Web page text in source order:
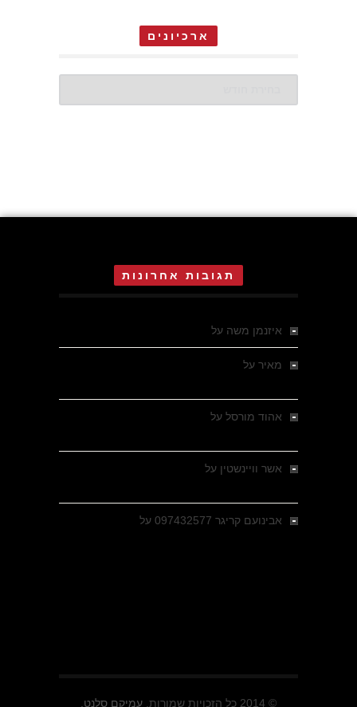
ארכיונים
תגובות אחרונות
איזנמן משה על
מאיר על
אהוד מורסל על
אשר וויינשטין על
אבינועם קריגר 097432577 על
© 2014 כל הזכויות שמורות. עמיקם סלנט.